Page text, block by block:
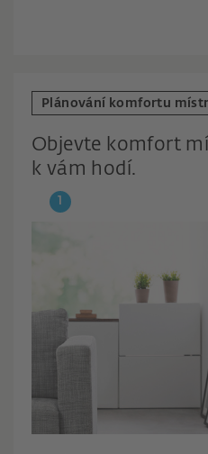
Plánování komfortu
Objevte komfort
k vám hodí.